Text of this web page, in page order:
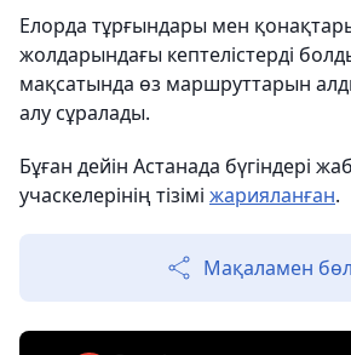
Елорда тұрғындары мен
жолдарындағы кептелістерді
мақсатында өз маршруттарын
алу сұралады.
Бұған дейін Астанада бүгіндері
учаскелерінің тізімі жарияланған.
Мақаламен